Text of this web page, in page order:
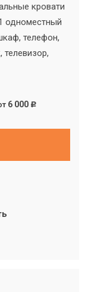
кровати
одноместный
телефон,
телевизор,
6 000 c